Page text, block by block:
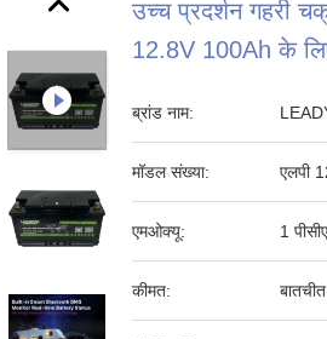
उच्च प्रदर्शन गहरी
12.8V 100Ah के
ब्रांड नाम:
मॉडल संख्या: एलपी
एमओक्यू: 1
कीमत: